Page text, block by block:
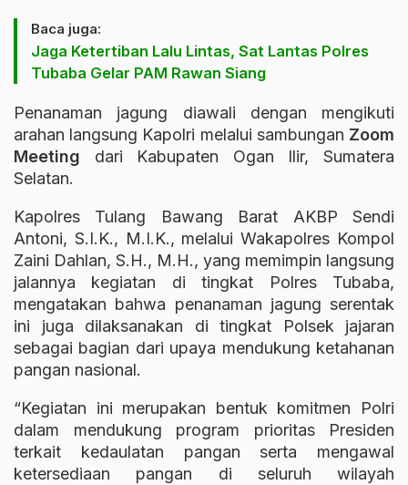
Baca juga:
Jaga Ketertiban Lalu Lintas, Sat Lantas Polres
Tubaba Gelar PAM Rawan Siang
Penanaman jagung diawali dengan mengikuti
arahan langsung Kapolri melalui sambungan Zoom
Meeting dari Kabupaten Ogan Ilir, Sumatera
Selatan.
Kapolres Tulang Bawang Barat AKBP Sendi
Antoni, S.I.K., M.I.K., melalui Wakapolres Kompol
Zaini Dahlan, S.H., M.H., yang memimpin langsung
jalannya kegiatan di tingkat Polres Tubaba,
mengatakan bahwa penanaman jagung serentak
ini juga dilaksanakan di tingkat Polsek jajaran
sebagai bagian dari upaya mendukung ketahanan
pangan nasional.
“Kegiatan ini merupakan bentuk komitmen Polri
dalam mendukung program prioritas Presiden
terkait kedaulatan pangan serta mengawal
ketersediaan pangan di seluruh wilayah